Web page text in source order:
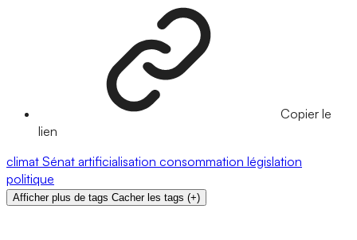
Copier le
lien
climat Sénat artificialisation consommation législation
politique
Afficher plus de tags Cacher les tags (+)